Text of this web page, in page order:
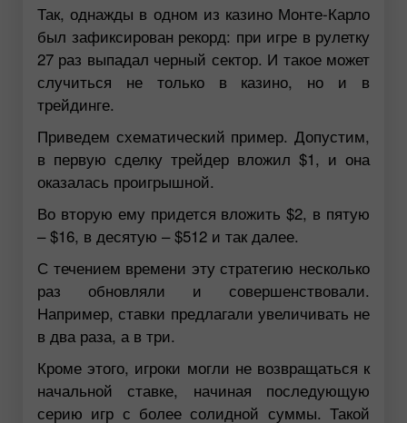
Так, однажды в одном из казино Монте-Карло
был зафиксирован рекорд: при игре в рулетку
27 раз выпадал черный сектор. И такое может
случиться не только в казино, но и в
трейдинге.
Приведем схематический пример. Допустим,
в первую сделку трейдер вложил $1, и она
оказалась проигрышной.
Во вторую ему придется вложить $2, в пятую
– $16, в десятую – $512 и так далее.
С течением времени эту стратегию несколько
раз обновляли и совершенствовали.
Например, ставки предлагали увеличивать не
в два раза, а в три.
Кроме этого, игроки могли не возвращаться к
начальной ставке, начиная последующую
серию игр с более солидной суммы. Такой